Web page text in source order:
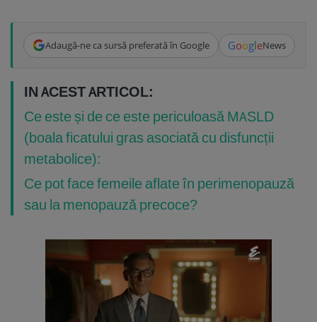
Adaugă-ne ca sursă preferată în Google GoogleNews
IN ACEST ARTICOL:
Ce este și de ce este periculoasă MASLD
(boala ficatului gras asociată cu disfuncții
metabolice):
Ce pot face femeile aflate în perimenopauză
sau la menopauză precoce?